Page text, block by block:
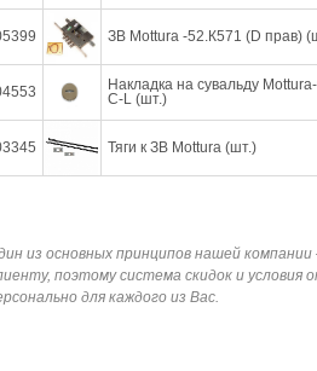
ЗВ Mottura -52.К571 (D прав)
Накладка на сувальду
C-L (шт.)
Тяги к ЗВ Mottura (шт.)
из основных принципов нашей
поэтому система скидок и условия
для каждого из Вас.